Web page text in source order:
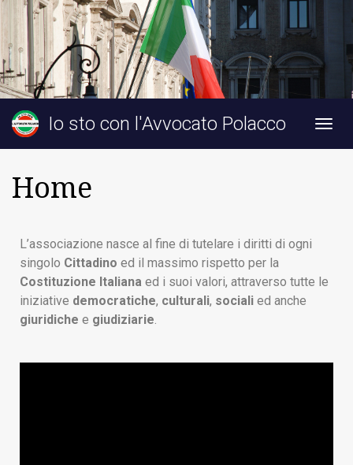
Io sto con l'Avvocato Polacco
Home
L’associazione nasce al fine di tutelare i diritti di ogni
singolo Cittadino ed il massimo rispetto per la
Costituzione Italiana ed i suoi valori, attraverso tutte le
iniziative democratiche, culturali, sociali ed anche
giuridiche e giudiziarie.